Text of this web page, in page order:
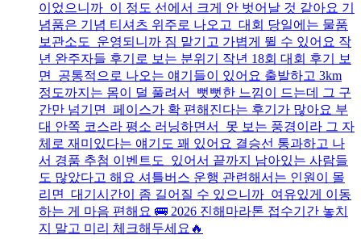
이었으니까 이 정도 선에서 크게 안 벗어날 것 같아요 기
념품은 기념 티셔츠 위주로 나오고 대회 당일에는 물품
보관소도 운영되니까 짐 맡기고 가볍게 뛸 수 있어요 작
년 완주자들 후기로 보는 분위기 작년 18회 대회 후기 보
면 공통적으로 나오는 얘기들이 있어요 출발하고 3km
정도까지는 몸이 덜 풀려서 뻣뻣한 느낌이 드는데 그 구
간만 넘기면 페이스가 확 편해진다는 후기가 많아요 부
대 안쪽 코스라 평소 러닝하면서 못 보는 풍경이라 그 자
체로 재미있다는 얘기도 꽤 있어요 결승선 통과하고 나
서 경품 추첨 이벤트도 있어서 끝까지 남아있는 사람들
도 많았다고 해요 셔틀버스 운행 관련해서는 인원이 몰
리면 대기시간이 좀 길어질 수 있으니까 여유있게 이동
하는 게 마음 편해요 🚌 2026 진해마라톤 접수기간 놓치
지 말고 미리 체크해두세요🔥